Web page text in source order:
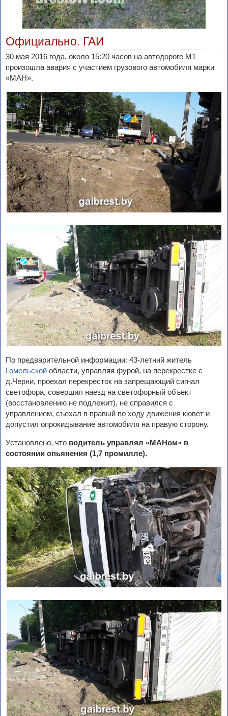
Официально. ГАИ
30 мая 2016 года, около 15:20 часов на автодороге М1
произошла авария с участием грузового автомобиля марки
«МАН».
По предварительной информации: 43-летний житель
Гомельской области, управляя фурой, на перекрестке с
д.Черни, проехал перекресток на запрещающий сигнал
светофора, совершил наезд на светофорный объект
(восстановлению не подлежит), не справился с
управлением, съехал в правый по ходу движения кювет и
допустил опрокидывание автомобиля на правую сторону.
Установлено, что водитель управлял «МАНом» в
состоянии опьянения (1,7 промилле).